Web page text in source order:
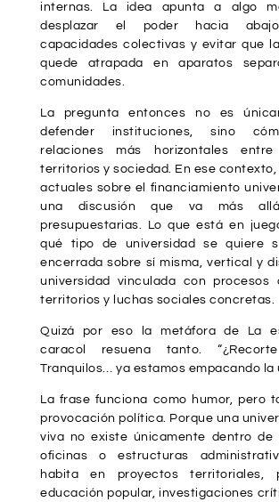
internas. La idea apunta a algo
desplazar el poder hacia
capacidades colectivas y evitar que
quede atrapada en aparatos
comunidades.
La pregunta entonces no es
defender instituciones, sino
relaciones más horizontales entre
territorios y sociedad. En ese
actuales sobre el financiamiento
una discusión que va más
presupuestarias. Lo que está en
qué tipo de universidad se quiere
encerrada sobre sí misma, vertical y
universidad vinculada con procesos
territorios y luchas sociales concretas.
Quizá por eso la metáfora de La
caracol resuena tanto.
Tranquilos… ya estamos empacando la
La frase funciona como humor, pero
provocación política. Porque una
viva no existe únicamente dentro de
oficinas o estructuras
habita en proyectos territoriales,
educación popular, investigaciones